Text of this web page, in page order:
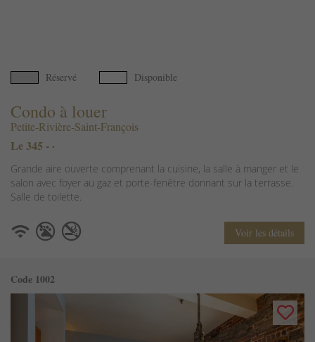
Réservé Disponible
Condo à louer
Petite-Rivière-Saint-François
Le 345 - ·
Grande aire ouverte comprenant la cuisine, la salle à manger et le
salon avec foyer au gaz et porte-fenêtre donnant sur la terrasse.
Salle de toilette.
Voir les détails
Code 1002